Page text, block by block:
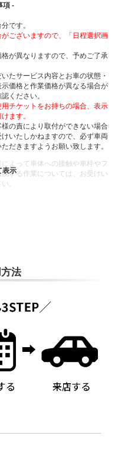
項 -
です。
ございますので、「日程選択画
が異なりますので、予めご了承
たサービス内容とお車の状態・
価格と作業価格が異なる場合が
ください。
チケットをお持ちの場合、表示
ます。
の責により取付ができない場合
いたしかねますので、必ず車両
だきますようお願い致します。
よって車体への接触や車枠やフ
する作業については、お受けい
。
法